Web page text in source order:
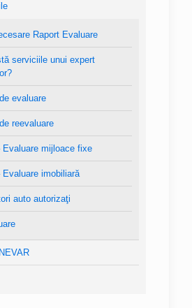
Raport Evaluare
serviciile unui expert
evaluare
reevaluare
Evaluare mijloace fixe
Evaluare imobiliară
auto autorizaţi